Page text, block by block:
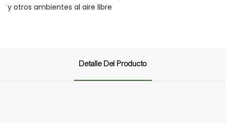
y otros ambientes al aire libre
Detalle Del Producto